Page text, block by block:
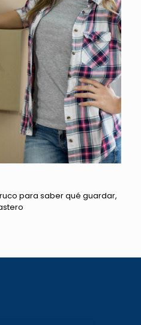
para saber qué guardar,